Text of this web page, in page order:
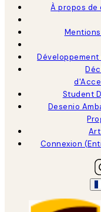
À propos de
Développement
Student
Desenio
Connexion